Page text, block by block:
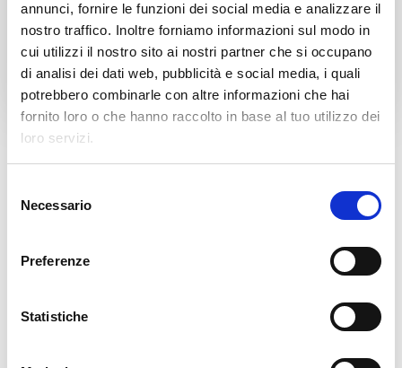
annunci, fornire le funzioni dei social media e analizzare il
nostro traffico. Inoltre forniamo informazioni sul modo in
cui utilizzi il nostro sito ai nostri partner che si occupano
di analisi dei dati web, pubblicità e social media, i quali
potrebbero combinarle con altre informazioni che hai
fornito loro o che hanno raccolto in base al tuo utilizzo dei
loro servizi.
Necessario
Preferenze
Statistiche
性能数据：1800瓶/分钟。30个托盘/小时。效
率：超过99%。